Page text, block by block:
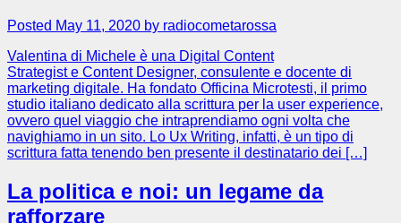
Posted May 11, 2020 by radiocometarossa
Valentina di Michele è una Digital Content
Strategist e Content Designer, consulente e docente di
marketing digitale. Ha fondato Officina Microtesti, il primo
studio italiano dedicato alla scrittura per la user experience,
ovvero quel viaggio che intraprendiamo ogni volta che
navighiamo in un sito. Lo Ux Writing, infatti, è un tipo di
scrittura fatta tenendo ben presente il destinatario dei […]
La politica e noi: un legame da
rafforzare